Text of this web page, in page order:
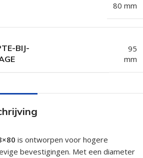
80 mm
BIJ-
95
mm
is ontworpen voor hogere
bevestigingen. Met een diameter